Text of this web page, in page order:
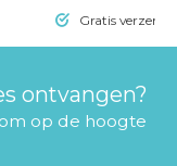
Gratis
ontvangen?
op de hoogte